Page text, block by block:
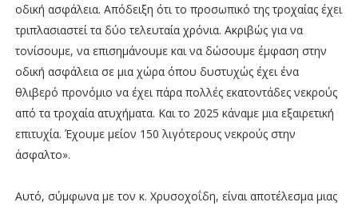
οδική ασφάλεια. Απόδειξη ότι το προσωπικό της τροχαίας έχει
τριπλασιαστεί τα δύο τελευταία χρόνια. Ακριβώς για να
τονίσουμε, να επισημάνουμε και να δώσουμε έμφαση στην
οδική ασφάλεια σε μια χώρα όπου δυστυχώς έχει ένα
θλιβερό προνόμιο να έχει πάρα πολλές εκατοντάδες νεκρούς
από τα τροχαία ατυχήματα. Και το 2025 κάναμε μια εξαιρετική
επιτυχία. Έχουμε μείον 150 λιγότερους νεκρούς στην
άσφαλτο».
Αυτό, σύμφωνα με τον κ. Χρυσοχοΐδη, είναι αποτέλεσμα μιας